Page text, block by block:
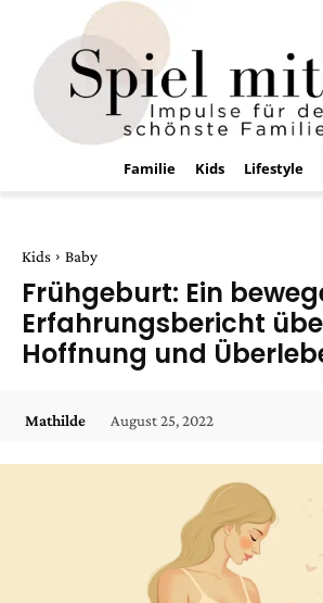
Familie Kids Lifestyle
Kids Baby
Frühgeburt: Ein
Erfahrungsbericht
Hoffnung und
Mathilde August 25, 2022